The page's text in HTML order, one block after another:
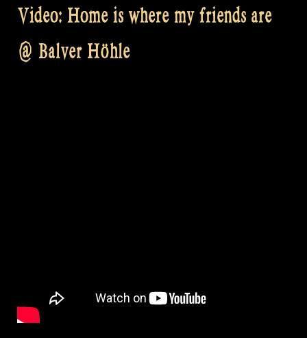
Video: Home is where my friends are
@ Balver Höhle